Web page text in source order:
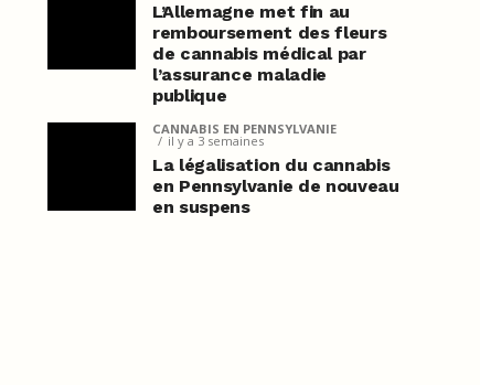
L’Allemagne met fin au
remboursement des fleurs
de cannabis médical par
l’assurance maladie
publique
CANNABIS EN PENNSYLVANIE
il y a 3 semaines
La légalisation du cannabis
en Pennsylvanie de nouveau
en suspens